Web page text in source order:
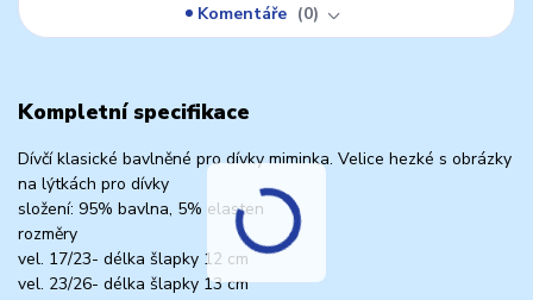
Komentáře
0
Kompletní specifikace
Dívčí klasické bavlněné pro dívky miminka. Velice hezké s obrázky
na lýtkách pro dívky
složení: 95% bavlna, 5% elasten
rozměry
vel. 17/23- délka šlapky 12 cm
vel. 23/26- délka šlapky 13 cm